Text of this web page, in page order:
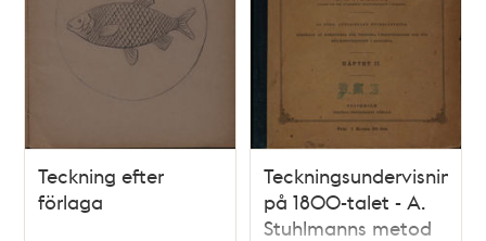
Teckning efter
förlaga
Teckningsundervisning
på 1800-talet - A.
Stuhlmanns metod